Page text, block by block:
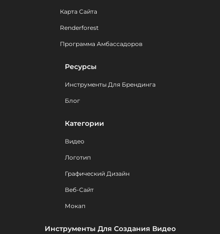
Карта Сайта
Renderforest
Программа Амбассадоров
Ресурсы
Инструменты Для Брендинга
Блог
Категории
Видео
Логотип
Графический Дизайн
Веб-Сайт
Мокап
Инструменты Для Создания Видео